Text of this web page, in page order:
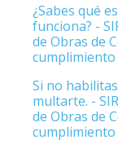
¿Sabes qué
funciona? -
de Obras de
cumplimiento
Si no
multarte. -
de Obras de
cumplimiento